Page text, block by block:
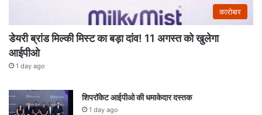
कारोबार
डेयरी ब्रांड मिल्की मिस्ट का बड़ा दांव! 11 अगस्त को खुलेगा
आईपीओ
1 day ago
शिपरॉकेट आईपीओ की धमाकेदार दस्तक
1 day ago